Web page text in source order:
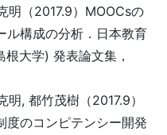
明（2017.9）MOOCsの
ル構成の分析．日本教育
大学) 発表論文集，
, 都竹茂樹（2017.9）
度のコンピテンシー開発